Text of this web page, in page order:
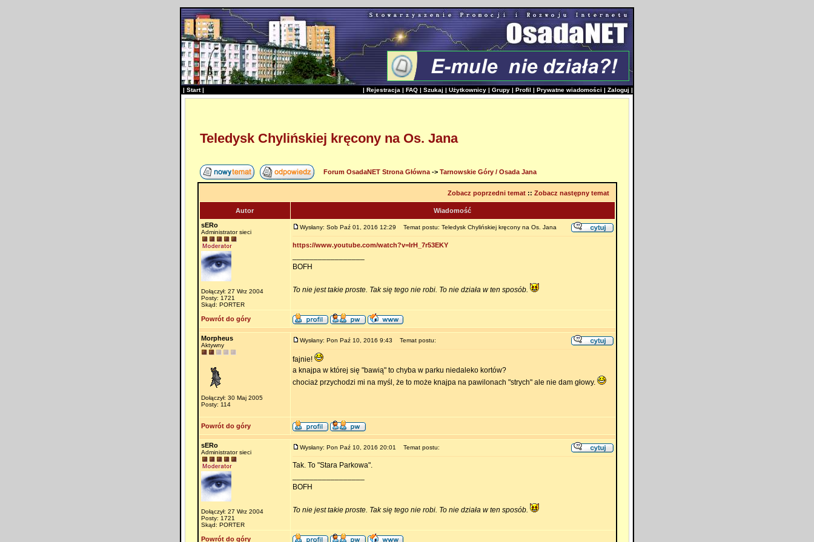
| Start| | Rejestracja | FAQ | Szukaj | Użytkownicy | Grupy | Profil | Prywatne wiadomości | Zaloguj |
Teledysk Chylińskiej kręcony na Os. Jana
Forum OsadaNET Strona Główna-> Tarnowskie Góry / Osada Jana
Zobacz poprzedni temat:: Zobacz następny temat
Autor
Wiadomość
sERo
Administrator sieci
Dołączył: 27 Wrz 2004
Posty: 1721
Skąd: PORTER
Wysłany: Sob Paź 01, 2016 12:29 Temat postu: Teledysk Chylińskiej kręcony na Os. Jana
https://www.youtube.com/watch?v=IrH_7r53EKY
BOFH
To nie jest takie proste. Tak się tego nie robi. To nie działa w ten sposób.
Powrót do góry
Morpheus
Aktywny
Dołączył: 30 Maj 2005
Posty: 114
Wysłany: Pon Paź 10, 2016 9:43 Temat postu:
fajnie!
a knajpa w której się "bawią" to chyba w parku niedaleko kortów?
chociaż przychodzi mi na myśl, że to może knajpa na pawilonach "strych" ale nie dam głowy.
Powrót do góry
sERo
Administrator sieci
Dołączył: 27 Wrz 2004
Posty: 1721
Skąd: PORTER
Wysłany: Pon Paź 10, 2016 20:01 Temat postu:
Tak. To "Stara Parkowa".
BOFH
To nie jest takie proste. Tak się tego nie robi. To nie działa w ten sposób.
Powrót do góry